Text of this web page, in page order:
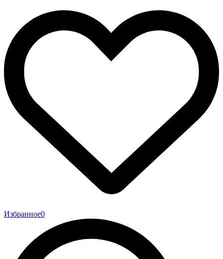
Избранное0